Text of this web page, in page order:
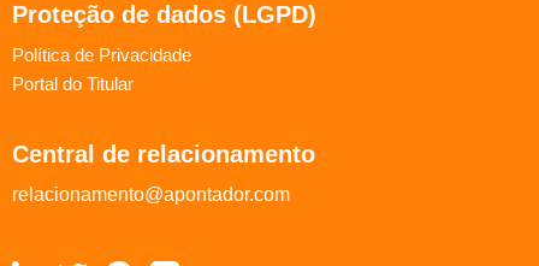
Proteção de dados (LGPD)
Política de Privacidade
Portal do Titular
Central de relacionamento
relacionamento@apontador.com